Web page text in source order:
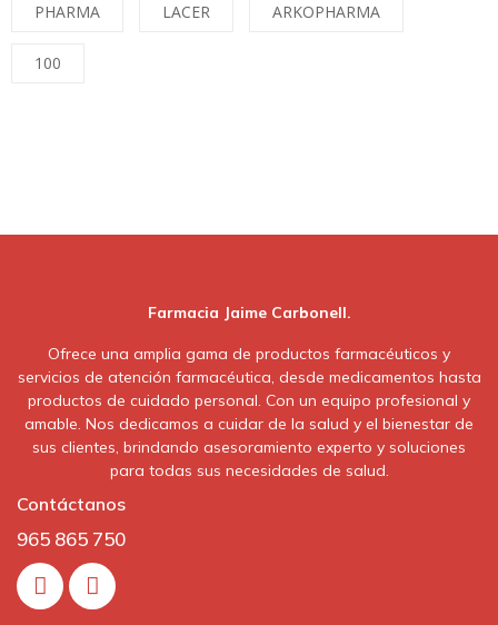
PHARMA LACER ARKOPHARMA
100
Farmacia Jaime Carbonell.
Ofrece una amplia gama de productos farmacéuticos y
servicios de atención farmacéutica, desde medicamentos hasta
productos de cuidado personal. Con un equipo profesional y
amable. Nos dedicamos a cuidar de la salud y el bienestar de
sus clientes, brindando asesoramiento experto y soluciones
para todas sus necesidades de salud.
Contáctanos
965 865 750